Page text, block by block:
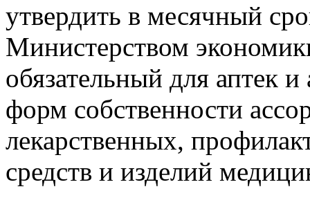
утвердить в месячный
Министерством
обязательный для аптек
форм собственности
лекарственных,
средств и изделий